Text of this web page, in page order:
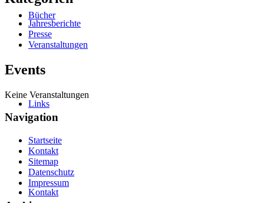
Bücher
Links
Kontakt
Jahresberichte
Presse
Veranstaltungen
Events
Keine Veranstaltungen
Navigation
Startseite
Kontakt
Sitemap
Datenschutz
Impressum